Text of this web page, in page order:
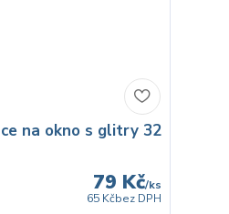
na okno s glitry 32
79 Kč/ks
65 Kčbez DPH